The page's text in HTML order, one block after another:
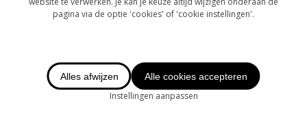
Stedenbouwkundige informatie
Voorkooprecht :
In aanvraag
:
In aanvraag
pagina via de optie 'cookies' of 'cookie instellingen'.
Alles afwijzen Alle cookies accepteren
Instellingen aanpassen